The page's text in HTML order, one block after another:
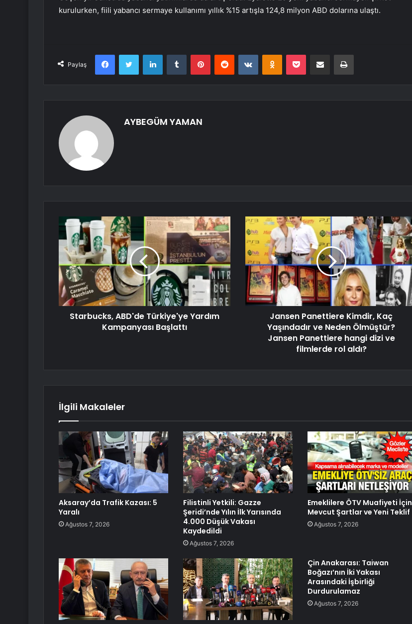
kurulurken, fiili yabancı sermaye kullanımı yıllık %15 artışla 124,8 milyon ABD dolarına ulaştı.
Paylaş
FacebookTwitter LinkedInTumblr PinterestReddit VKontakteOdnoklassniki
Pocket E-Posta ile paylaş Yazdır
AYBEGÜM YAMAN
Starbucks, ABD'de Türkiye'ye Yardım
Kampanyası Başlattı
Jansen Panettiere Kimdir, Kaç
Yaşındadır ve Neden Ölmüştür?
Jansen Panettiere hangi dizi ve
filmlerde rol aldı?
İlgili Makaleler
Aksaray’da Trafik Kazası: 5
Yaralı
Ağustos 7, 2026
Filistinli Yetkili: Gazze
Şeridi’nde Yılın İlk Yarısında
4.000 Düşük Vakası
Kaydedildi
Ağustos 7, 2026
Emeklilere ÖTV Muafiyeti İçin
Mevcut Şartlar ve Yeni Teklif
Ağustos 7, 2026
Çin Anakarası: Taiwan
Boğazı’nın İki Yakası
Arasındaki İşbirliği
Durdurulamaz
Ağustos 7, 2026